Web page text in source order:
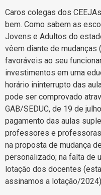
Caros colegas dos
bem. Como sabem as
Jovens e Adultos do
vêem diante de mudanças
favoráveis ao seu
investimentos em uma
horário ininterrupto das
pode ser comprovado
GAB/SEDUC, de 19 de
pagamento das aulas
professores e
na proposta de mudança
personalizado; na falta de
lotação dos docentes
assinamos a lotação/